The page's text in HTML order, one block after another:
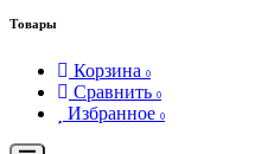
Товары
Корзина 0
Сравнить 0
Избранное 0